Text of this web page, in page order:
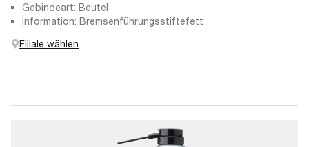
Gebindeart: Beutel
Information: Bremsenführungsstiftefett
Filiale wählen